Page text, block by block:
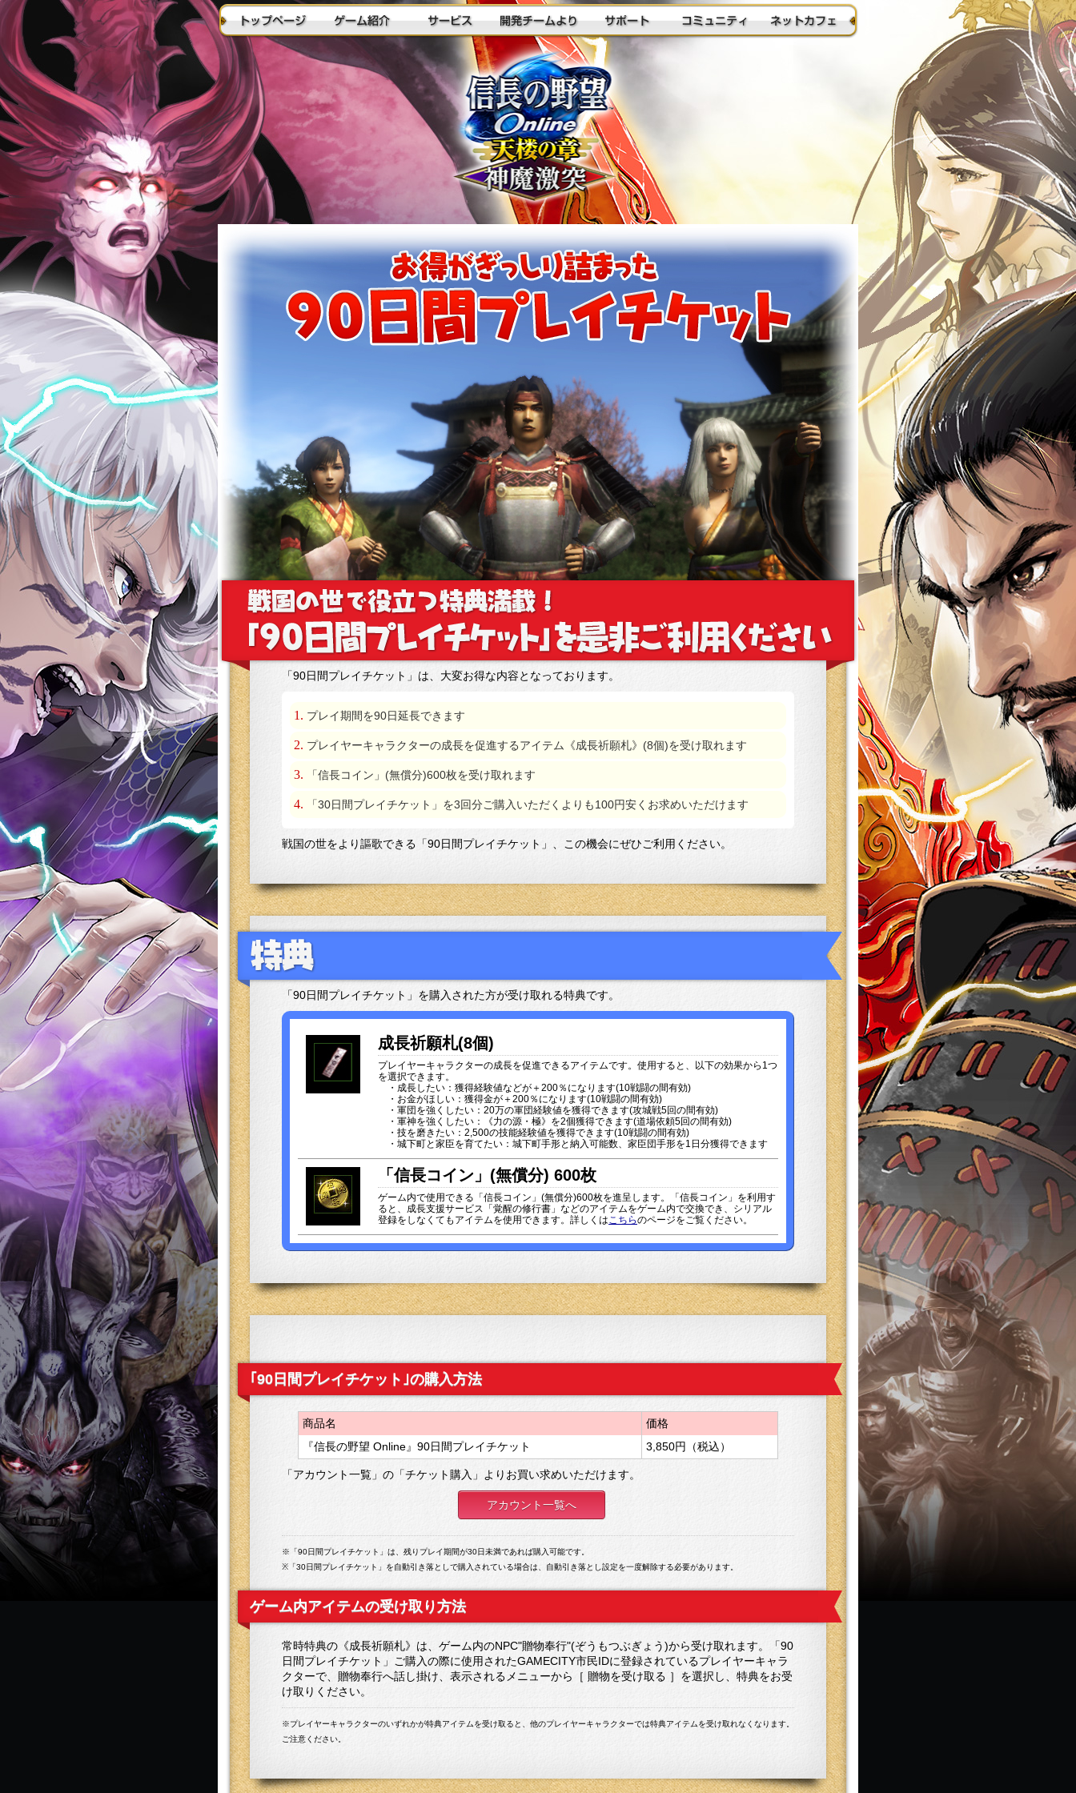
「90日間プレイチケット」は、大変お得な内容となっております。
プレイ期間を90日延長できます
プレイヤーキャラクターの成長を促進するアイテム《成長祈願札》(8個)を受け取れます
「信長コイン」(無償分)600枚を受け取れます
「30日間プレイチケット」を3回分ご購入いただくよりも100円安くお求めいただけます
戦国の世をより謳歌できる「90日間プレイチケット」、この機会にぜひご利用ください。
「90日間プレイチケット」を購入された方が受け取れる特典です。
成長祈願札(8個)
プレイヤーキャラクターの成長を促進できるアイテムです。使用すると、以下の効果から1つ
を選択できます。
・成長したい：獲得経験値などが＋200％になります(10戦闘の間有効)
・お金がほしい：獲得金が＋200％になります(10戦闘の間有効)
・軍団を強くしたい：20万の軍団経験値を獲得できます(攻城戦5回の間有効)
・軍神を強くしたい：《力の源・極》を2個獲得できます(道場依頼5回の間有効)
・技を磨きたい：2,500の技能経験値を獲得できます(10戦闘の間有効)
・城下町と家臣を育てたい：城下町手形と納入可能数、家臣団手形を1日分獲得できます
「信長コイン」(無償分) 600枚
ゲーム内で使用できる「信長コイン」(無償分)600枚を進呈します。「信長コイン」を利用す
ると、成長支援サービス「覚醒の修行書」などのアイテムをゲーム内で交換でき、シリアル
登録をしなくてもアイテムを使用できます。詳しくはこちらのページをご覧ください。
｢90日間プレイチケット｣の購入方法
商品名
価格
『信長の野望 Online』90日間プレイチケット
3,850円（税込）
「アカウント一覧」の「チケット購入」よりお買い求めいただけます。
アカウント一覧へ
※「90日間プレイチケット」は、残りプレイ期間が30日未満であれば購入可能です。
※「30日間プレイチケット」を自動引き落としで購入されている場合は、自動引き落とし設定を一度解除する必要があります。
ゲーム内アイテムの受け取り方法
常時特典の《成長祈願札》は、ゲーム内のNPC"贈物奉行"(ぞうもつぶぎょう)から受け取れます。「90
日間プレイチケット」ご購入の際に使用されたGAMECITY市民IDに登録されているプレイヤーキャラ
クターで、贈物奉行へ話し掛け、表示されるメニューから［ 贈物を受け取る ］を選択し、特典をお受
け取りください。
※プレイヤーキャラクターのいずれかが特典アイテムを受け取ると、他のプレイヤーキャラクターでは特典アイテムを受け取れなくなります。
ご注意ください。